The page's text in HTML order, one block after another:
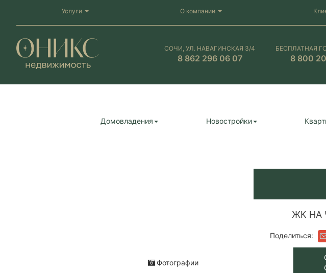
Услуги О компании
СОЧИ, УЛ. НАВАГИНСКАЯ 3/4
8 862 296 06 07
БЕСПЛАТНАЯ
8 800
Домовладения Новостройки
ЖК НА
Поделиться:
Фотографии